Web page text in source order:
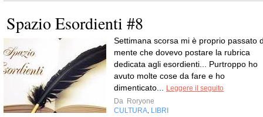
Spazio Esordienti #8
Settimana scorsa mi è proprio passato
mente che dovevo postare la rubrica
dedicata agli esordienti... Purtroppo ho
avuto molte cose da fare e ho
dimenticato...
Leggere il seguito
Da Roryone
CULTURA LIBRI